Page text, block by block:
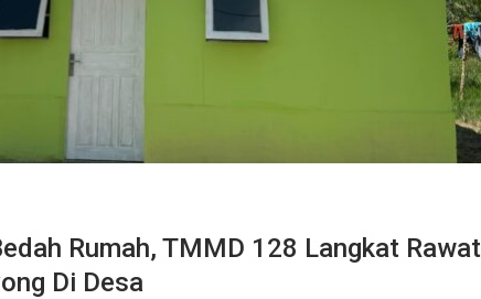
Rumah, TMMD 128 Langkat Rawat
Di Desa